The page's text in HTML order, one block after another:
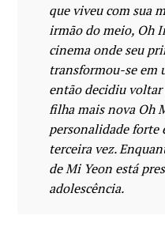
que viveu com sua
irmão do meio, Oh
cinema onde seu
transformou-se em
então decidiu voltar
filha mais nova Oh
personalidade forte
terceira vez.
de Mi Yeon está
adolescência.